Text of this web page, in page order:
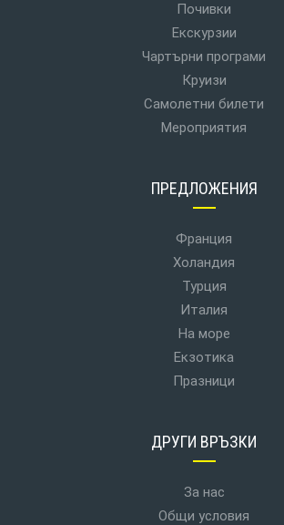
Почивки
Екскурзии
Чартърни програми
Круизи
Самолетни билети
Мероприятия
ПРЕДЛОЖЕНИЯ
Франция
Холандия
Турция
Италия
На море
Екзотика
Празници
ДРУГИ ВРЪЗКИ
За нас
Общи условия